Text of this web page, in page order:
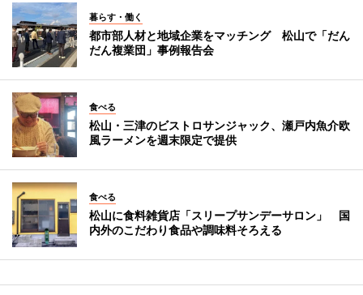
暮らす・働く
都市部人材と地域企業をマッチング 松山で「だん
だん複業団」事例報告会
食べる
松山・三津のビストロサンジャック、瀬戸内魚介欧
風ラーメンを週末限定で提供
食べる
松山に食料雑貨店「スリープサンデーサロン」 国
内外のこだわり食品や調味料そろえる